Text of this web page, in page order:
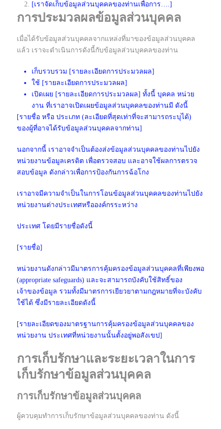
[เราจัดเก็บข้อมูลส่วนบุคคลของท่านเพื่อการ….]
การประมวลผลข้อมูลส่วนบุคคล
เมื่อได้รับข้อมูลส่วนบุคคลจากแหล่งที่มาของข้อมูลส่วนบุคคล
แล้ว เราจะดำเนินการดังนี้กับข้อมูลส่วนบุคคลของท่าน
เก็บรวบรวม [รายละเอียดการประมวลผล]
ใช้ [รายละเอียดการประมวลผล]
เปิดเผย [รายละเอียดการประมวลผล] ทั้งนี้ บุคคล หน่วย
งาน ที่เราอาจเปิดเผยข้อมูลส่วนบุคคลของท่านมี ดังนี้
[รายชื่อ หรือ ประเภท (ละเอียดที่สุดเท่าที่จะสามารถระบุได้)
ของผู้ที่อาจได้รับข้อมูลส่วนบุคคลจากท่าน]
นอกจากนี้ เราอาจจำเป็นต้องส่งข้อมูลส่วนบุคคลของท่านไปยัง
หน่วยงานข้อมูลเครดิต เพื่อตรวจสอบ และอาจใช้ผลการตรวจ
สอบข้อมูล ดังกล่าวเพื่อการป้องกันการฉ้อโกง
เราอาจมีความจำเป็นในการโอนข้อมูลส่วนบุคคลของท่านไปยัง
หน่วยงานต่างประเทศหรือองค์กรระหว่าง
ประเทศ โดยมีรายชื่อดังนี้
[รายชื่อ]
หน่วยงานดังกล่าวมีมาตรการคุ้มครองข้อมูลส่วนบุคคลที่เพียงพอ
(appropriate safeguards) และจะสามารถบังคับใช้สิทธิ์ของ
เจ้าของข้อมูล รวมทั้งมีมาตรการเยียวยาตามกฎหมายที่จะบังคับ
ใช้ได้ ซึ่งมีรายละเอียดดังนี้
[รายละเอียดของมาตรฐานการคุ้มครองข้อมูลส่วนบุคคลของ
หน่วยงาน ประเทศที่หน่วยงานนั้นตั้งอยู่พอสังเขป]
การเก็บรักษาและระยะเวลาในการ
เก็บรักษาข้อมูลส่วนบุคคล
การเก็บรักษาข้อมูลส่วนบุคคล
ผู้ควบคุมทำการเก็บรักษาข้อมูลส่วนบุคคลของท่าน ดังนี้